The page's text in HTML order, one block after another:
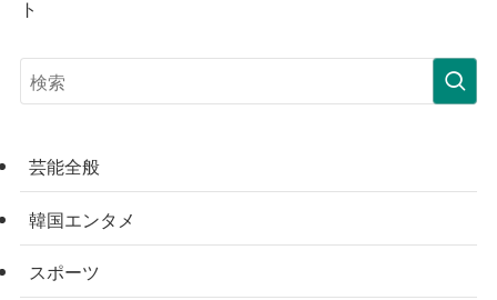
ト
芸能全般
韓国エンタメ
スポーツ